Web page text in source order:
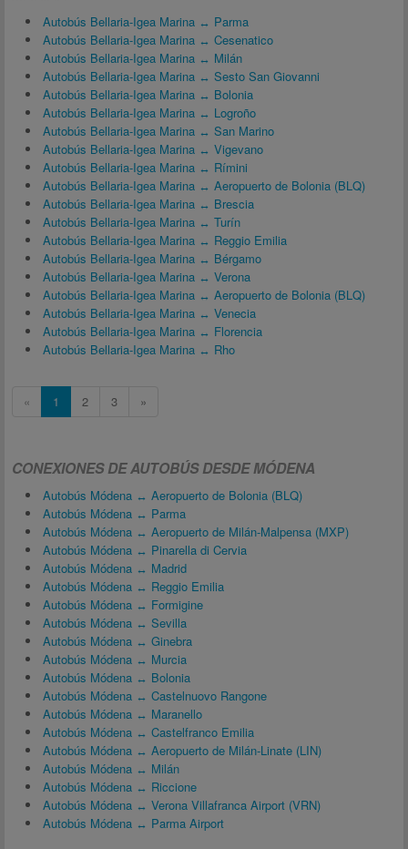
Autobús Bellaria-Igea Marina ↔ Parma
Autobús Bellaria-Igea Marina ↔ Cesenatico
Autobús Bellaria-Igea Marina ↔ Milán
Autobús Bellaria-Igea Marina ↔ Sesto San Giovanni
Autobús Bellaria-Igea Marina ↔ Bolonia
Autobús Bellaria-Igea Marina ↔ Logroño
Autobús Bellaria-Igea Marina ↔ San Marino
Autobús Bellaria-Igea Marina ↔ Vigevano
Autobús Bellaria-Igea Marina ↔ Rímini
Autobús Bellaria-Igea Marina ↔ Aeropuerto de Bolonia (BLQ)
Autobús Bellaria-Igea Marina ↔ Brescia
Autobús Bellaria-Igea Marina ↔ Turín
Autobús Bellaria-Igea Marina ↔ Reggio Emilia
Autobús Bellaria-Igea Marina ↔ Bérgamo
Autobús Bellaria-Igea Marina ↔ Verona
Autobús Bellaria-Igea Marina ↔ Aeropuerto de Bolonia (BLQ)
Autobús Bellaria-Igea Marina ↔ Venecia
Autobús Bellaria-Igea Marina ↔ Florencia
Autobús Bellaria-Igea Marina ↔ Rho
« 1 2 3 »
CONEXIONES DE AUTOBÚS DESDE MÓDENA
Autobús Módena ↔ Aeropuerto de Bolonia (BLQ)
Autobús Módena ↔ Parma
Autobús Módena ↔ Aeropuerto de Milán-Malpensa (MXP)
Autobús Módena ↔ Pinarella di Cervia
Autobús Módena ↔ Madrid
Autobús Módena ↔ Reggio Emilia
Autobús Módena ↔ Formigine
Autobús Módena ↔ Sevilla
Autobús Módena ↔ Ginebra
Autobús Módena ↔ Murcia
Autobús Módena ↔ Bolonia
Autobús Módena ↔ Castelnuovo Rangone
Autobús Módena ↔ Maranello
Autobús Módena ↔ Castelfranco Emilia
Autobús Módena ↔ Aeropuerto de Milán-Linate (LIN)
Autobús Módena ↔ Milán
Autobús Módena ↔ Riccione
Autobús Módena ↔ Verona Villafranca Airport (VRN)
Autobús Módena ↔ Parma Airport